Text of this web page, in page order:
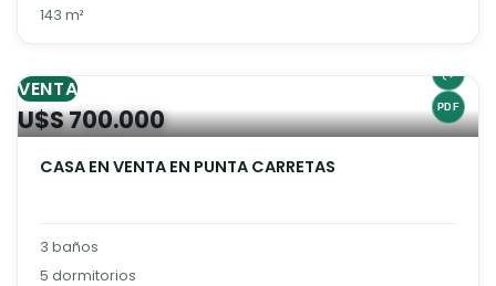
143 m²
VENTA
U$S 700.000
CASA EN VENTA EN PUNTA CARRETAS
3 baños
5 dormitorios